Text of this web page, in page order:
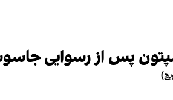
پس از رسوایی